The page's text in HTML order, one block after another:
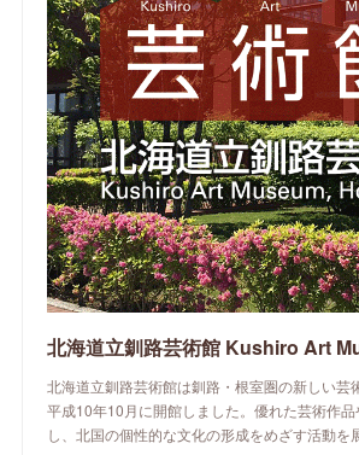
北海道立釧路芸術館は釧路・根室圏の新しい芸
平成10年10月に開館しました。優れた芸術作
し、北国の個性的な文化の形成をめざす活動を